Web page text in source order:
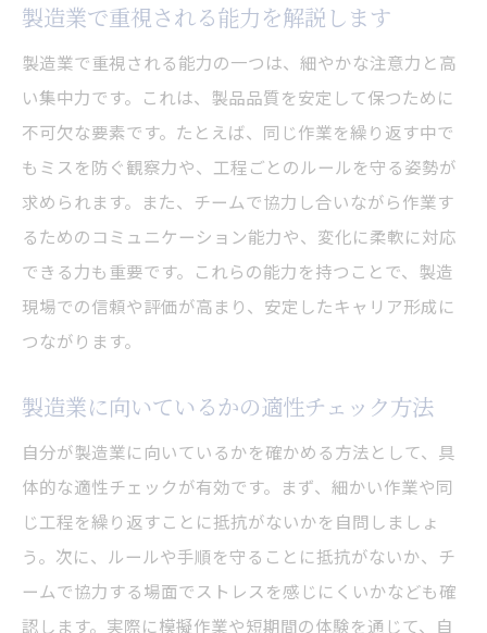
製造業で重視される能力を解説します
製造業で重視される能力の一つは、細やかな注意力と高
い集中力です。これは、製品品質を安定して保つために
不可欠な要素です。たとえば、同じ作業を繰り返す中で
もミスを防ぐ観察力や、工程ごとのルールを守る姿勢が
求められます。また、チームで協力し合いながら作業す
るためのコミュニケーション能力や、変化に柔軟に対応
できる力も重要です。これらの能力を持つことで、製造
現場での信頼や評価が高まり、安定したキャリア形成に
つながります。
製造業に向いているかの適性チェック方法
自分が製造業に向いているかを確かめる方法として、具
体的な適性チェックが有効です。まず、細かい作業や同
じ工程を繰り返すことに抵抗がないかを自問しましょ
う。次に、ルールや手順を守ることに抵抗がないか、チ
ームで協力する場面でストレスを感じにくいかなども確
認します。実際に模擬作業や短期間の体験を通じて、自